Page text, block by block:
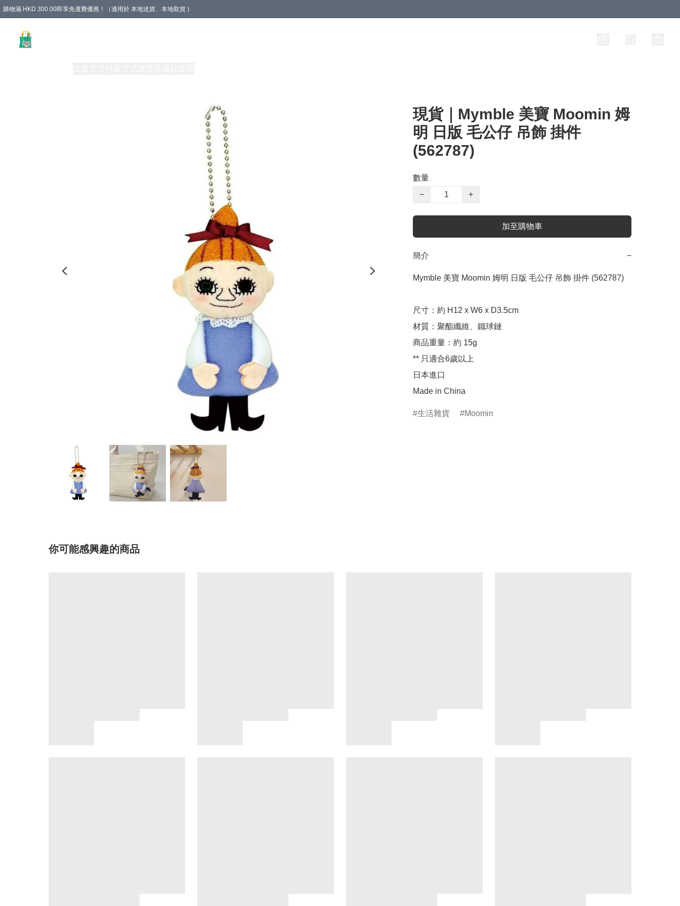
購物滿 HKD 300.00即享免運費優惠！（適用於 本地送貨、本地取貨 )
現貨｜Mymble 美寶 Moomin 姆
明 日版 毛公仔 吊飾 掛件
(562787)
數量
−
+
加至購物車
簡介 −
Mymble 美寶 Moomin 姆明 日版 毛公仔 吊飾 掛件 (562787)
尺寸：約 H12 x W6 x D3.5cm
材質：聚酯纖維、鐵球鏈
商品重量：約 15g
** 只適合6歲以上
日本進口
Made in China
生活雜貨 Moomin
你可能感興趣的商品